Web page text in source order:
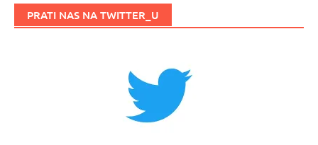
PRATI NAS NA TWITTER_U